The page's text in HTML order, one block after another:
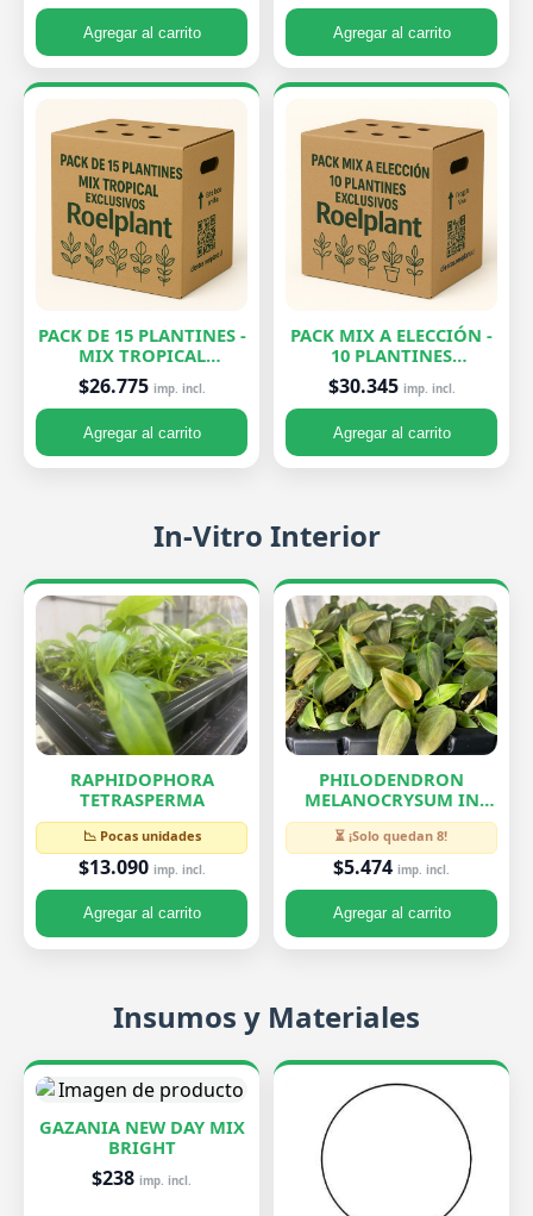
Agregar al carrito Agregar al carrito
PACK DE 15 PLANTINES -
MIX TROPICAL
EXCLUSIVOS
$26.775 imp. incl.
Agregar al carrito
PACK MIX A ELECCIÓN -
10 PLANTINES
EXCLUSIVOS
$30.345 imp. incl.
Agregar al carrito
In-Vitro Interior
RAPHIDOPHORA
TETRASPERMA
📉 Pocas unidades
$13.090 imp. incl.
Agregar al carrito
PHILODENDRON
MELANOCRYSUM IN
VITRO
⏳ ¡Solo quedan 8!
$5.474 imp. incl.
Agregar al carrito
Insumos y Materiales
GAZANIA NEW DAY MIX
BRIGHT
$238 imp. incl.